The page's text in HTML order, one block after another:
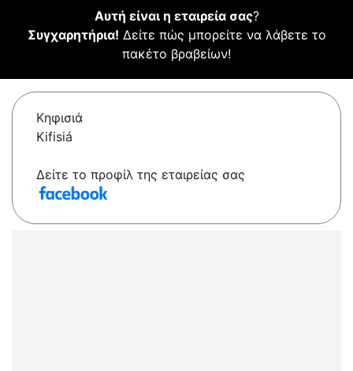
Αυτή είναι η εταιρεία σας?
Συγχαρητήρια! Δείτε πώς μπορείτε να λάβετε το
πακέτο βραβείων!
Κηφισιά
Kifisiá
Δείτε το προφίλ της εταιρείας σας